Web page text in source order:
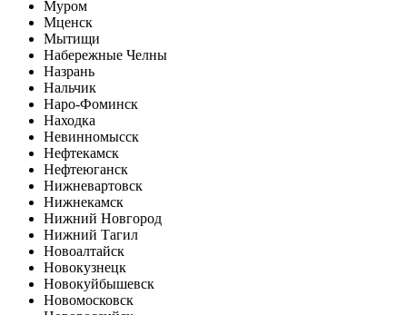
Муром
Мценск
Мытищи
Набережные Челны
Назрань
Нальчик
Наро-Фоминск
Находка
Невинномысск
Нефтекамск
Нефтеюганск
Нижневартовск
Нижнекамск
Нижний Новгород
Нижний Тагил
Новоалтайск
Новокузнецк
Новокуйбышевск
Новомосковск